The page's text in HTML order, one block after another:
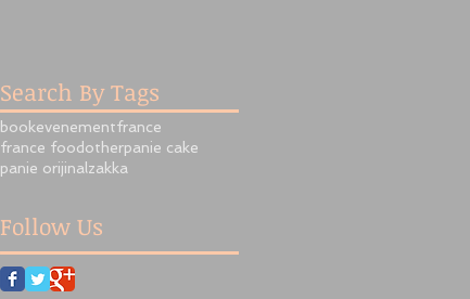
Search By Tags
bookevenementfrance
france foodotherpanie cake
panie orijinal zakka
Follow Us